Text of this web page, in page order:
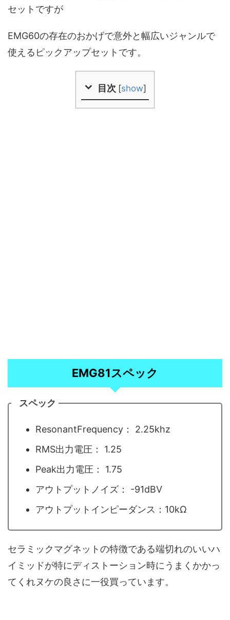
セットですが
EMG60の存在のおかげで意外と幅広いジャンルで
使えるピックアップセットです。
目次 [show]
EMG81スペック
スペック
ResonantFrequency： 2.25khz
RMS出力電圧： 1.25
Peak出力電圧： 1.75
アウトプットノイズ： -91dBV
アウトプットインピーダンス：10kΩ
セラミックマグネットの特徴である端切れのいいハ
イミッドが特にディストーション時にうまくかかっ
てくれヌケの良さに一役買っています。